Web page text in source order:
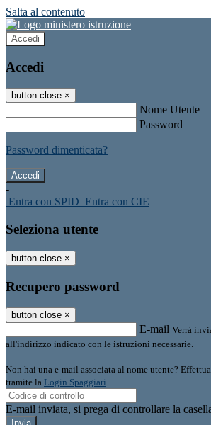
Salta al contenuto
Accedi
Accedi
button close ×
Nome Utente
Password
Password dimenticata?
-
Entra con SPID Entra con CIE
Seleziona utente
button close ×
Recupero password
button close ×
E-mail Verrà
all'indirizzo indicato con le istruzioni necessarie.
Non hai una e-mail associata al nome utente?
tramite la Login Spaggiari
E-mail inviata, si prega di controllare la